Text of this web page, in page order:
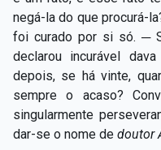
negá-la do que procurá-
foi curado por si só. ─
declarou incurável
depois, se há vinte,
sempre o acaso?
singularmente
dar-se o nome de doutor